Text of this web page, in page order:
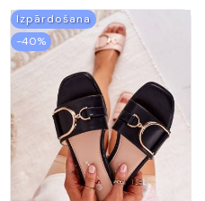
Izpārdošana
-40%